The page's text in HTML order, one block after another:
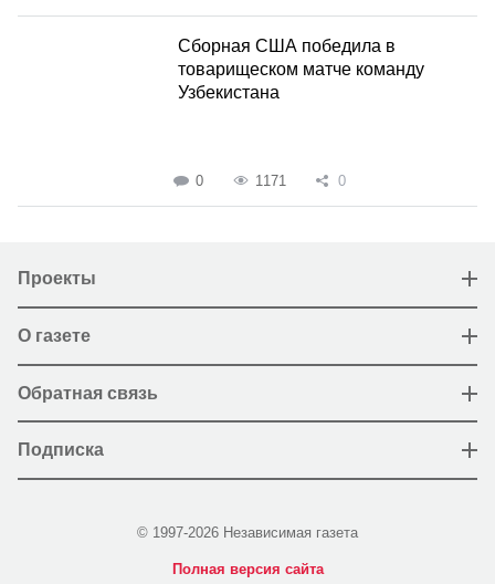
Сборная США победила в
товарищеском матче команду
Узбекистана
0 1171 0
Проекты
О газете
Обратная связь
Подписка
© 1997-2026 Независимая газета
Полная версия сайта